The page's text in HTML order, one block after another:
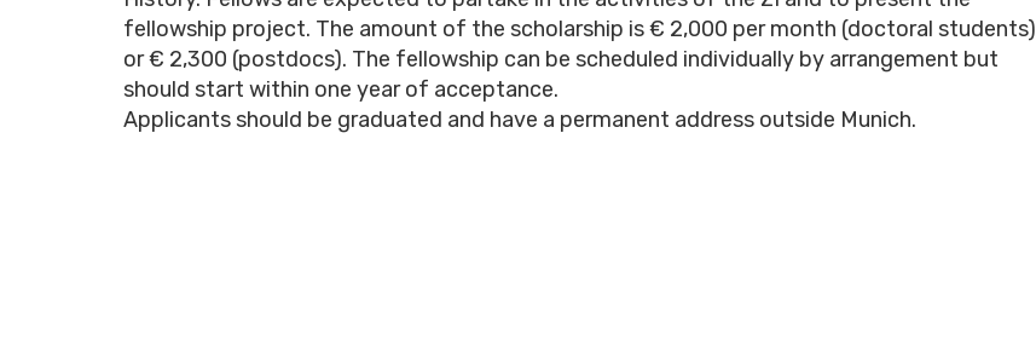
fellowship project. The amount of the scholarship is € 2,000 per month (doctoral students)
or € 2,300 (postdocs). The fellowship can be scheduled individually by arrangement but
should start within one year of acceptance.
Applicants should be graduated and have a permanent address outside Munich.